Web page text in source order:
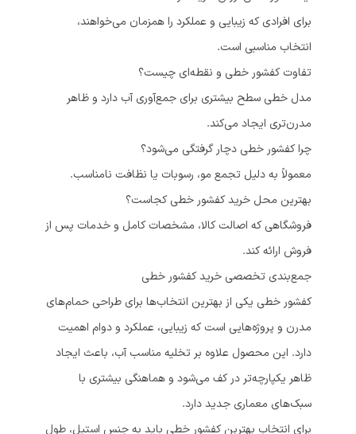
برای افرادی که زیبایی و عملکرد را همزمان می‌خواهند،
انتخاب مناسبی است.
تفاوت کفشور خطی و نقطه‌ای چیست؟
مدل خطی سطح بیشتری برای جمع‌آوری آب دارد و ظاهر
مدرن‌تری ایجاد می‌کند.
چرا کفشور خطی دچار گرفتگی می‌شود؟
معمولاً به دلیل تجمع مو، رسوبات یا نظافت نامناسب.
بهترین محل خرید کفشور خطی کجاست؟
فروشگاهی که اصالت کالا، مشخصات کامل و خدمات پس از
فروش ارائه کند.
جمع‌بندی تخصصی خرید کفشور خطی
کفشور خطی یکی از بهترین انتخاب‌ها برای طراحی حمام‌های
مدرن و پروژه‌هایی است که زیبایی، عملکرد و دوام اهمیت
دارد. این محصول علاوه بر تخلیه مناسب آب، باعث ایجاد
ظاهر یکپارچه‌تر در کف می‌شود و هماهنگی بیشتری با
سبک‌های معماری جدید دارد.
برای انتخاب بهترین کفشور خطی باید به جنس استیل، طول